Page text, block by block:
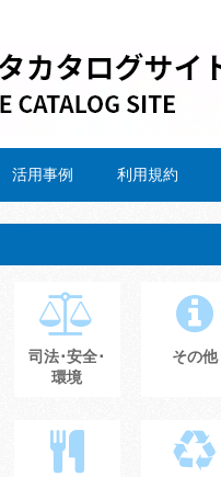
活用事例 利用規約
司法･安全･
環境
その他